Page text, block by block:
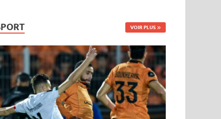
VOIR PLUS